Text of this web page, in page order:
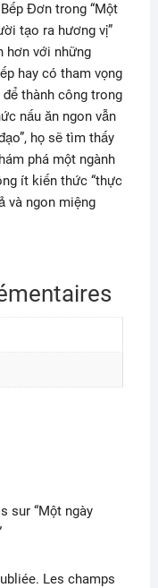
Đơn trong “Một
tạo ra hương vị”
hơn với những
hay có tham vọng
thành công trong
nấu ăn ngon vẫn
họ sẽ tìm thấy
phá một ngành
ít kiến thức “thực
và ngon miệng
sur “Một ngày
Les champs